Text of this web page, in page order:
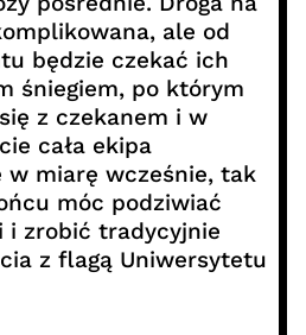
ale od
będzie czekać ich
śniegiem, po którym
z czekanem i w
cała ekipa
w miarę wcześnie, tak
móc podziwiać
i zrobić tradycyjnie
z flagą Uniwersytetu